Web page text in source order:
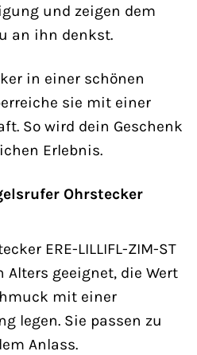
und zeigen dem
an ihn denkst.
in einer schönen
sie mit einer
So wird dein Geschenk
Erlebnis.
Ohrstecker
ERE-LILLIFL-ZIM-ST
geeignet, die Wert
mit einer
legen. Sie passen zu
Anlass.